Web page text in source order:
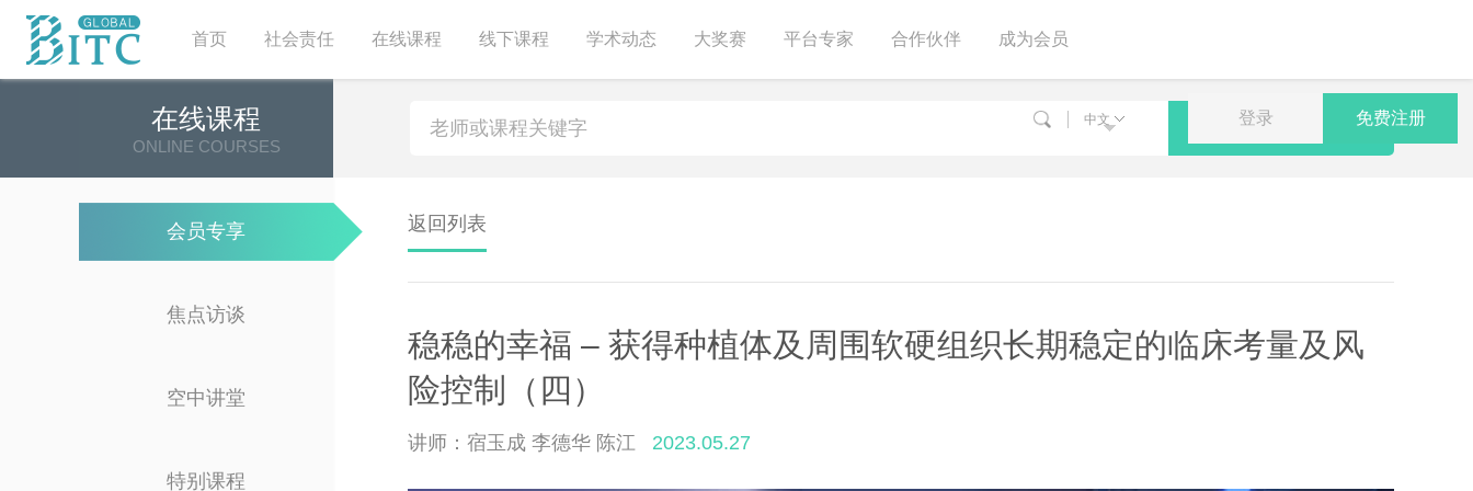
首页 社会责任 在线课程 线下课程 学术动态 大奖赛 平台专家 合作伙伴 成为会员
中文 登录 免费注册
在线课程
ONLINE COURSES
搜索
会员专享
焦点访谈
空中讲堂
特别课程
返回列表
稳稳的幸福 – 获得种植体及周围软硬组织长期稳定的临床考量及风
险控制（四）
讲师：宿玉成 李德华 陈江 2023.05.27